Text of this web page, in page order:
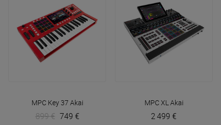
MPC Key 37 Akai
899 € 749 €
MPC XL Akai
2 499 €